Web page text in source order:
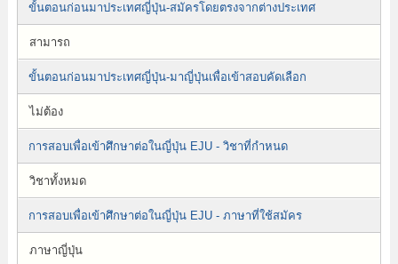
ขั้นตอนก่อนมาประเทศญี่ปุ่น-สมัครโดยตรงจากต่างประเทศ
สามารถ
ขั้นตอนก่อนมาประเทศญี่ปุ่น-มาญี่ปุ่นเพื่อเข้าสอบคัดเลือก
ไม่ต้อง
การสอบเพื่อเข้าศึกษาต่อในญี่ปุ่น EJU - วิชาที่กำหนด
วิชาทั้งหมด
การสอบเพื่อเข้าศึกษาต่อในญี่ปุ่น EJU - ภาษาที่ใช้สมัคร
ภาษาญี่ปุ่น